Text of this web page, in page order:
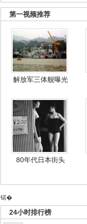
第一视频推荐
解放军三体舰曝光
80年代日本街头
锘�
24小时排行榜